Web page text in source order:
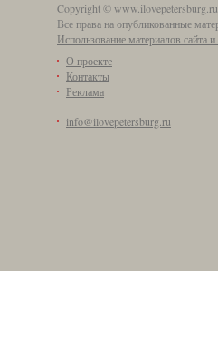
Copyright ©
Все права на опубликованные
Использование материалов сайта
О проекте
Контакты
Реклама
info@ilovepetersburg.ru